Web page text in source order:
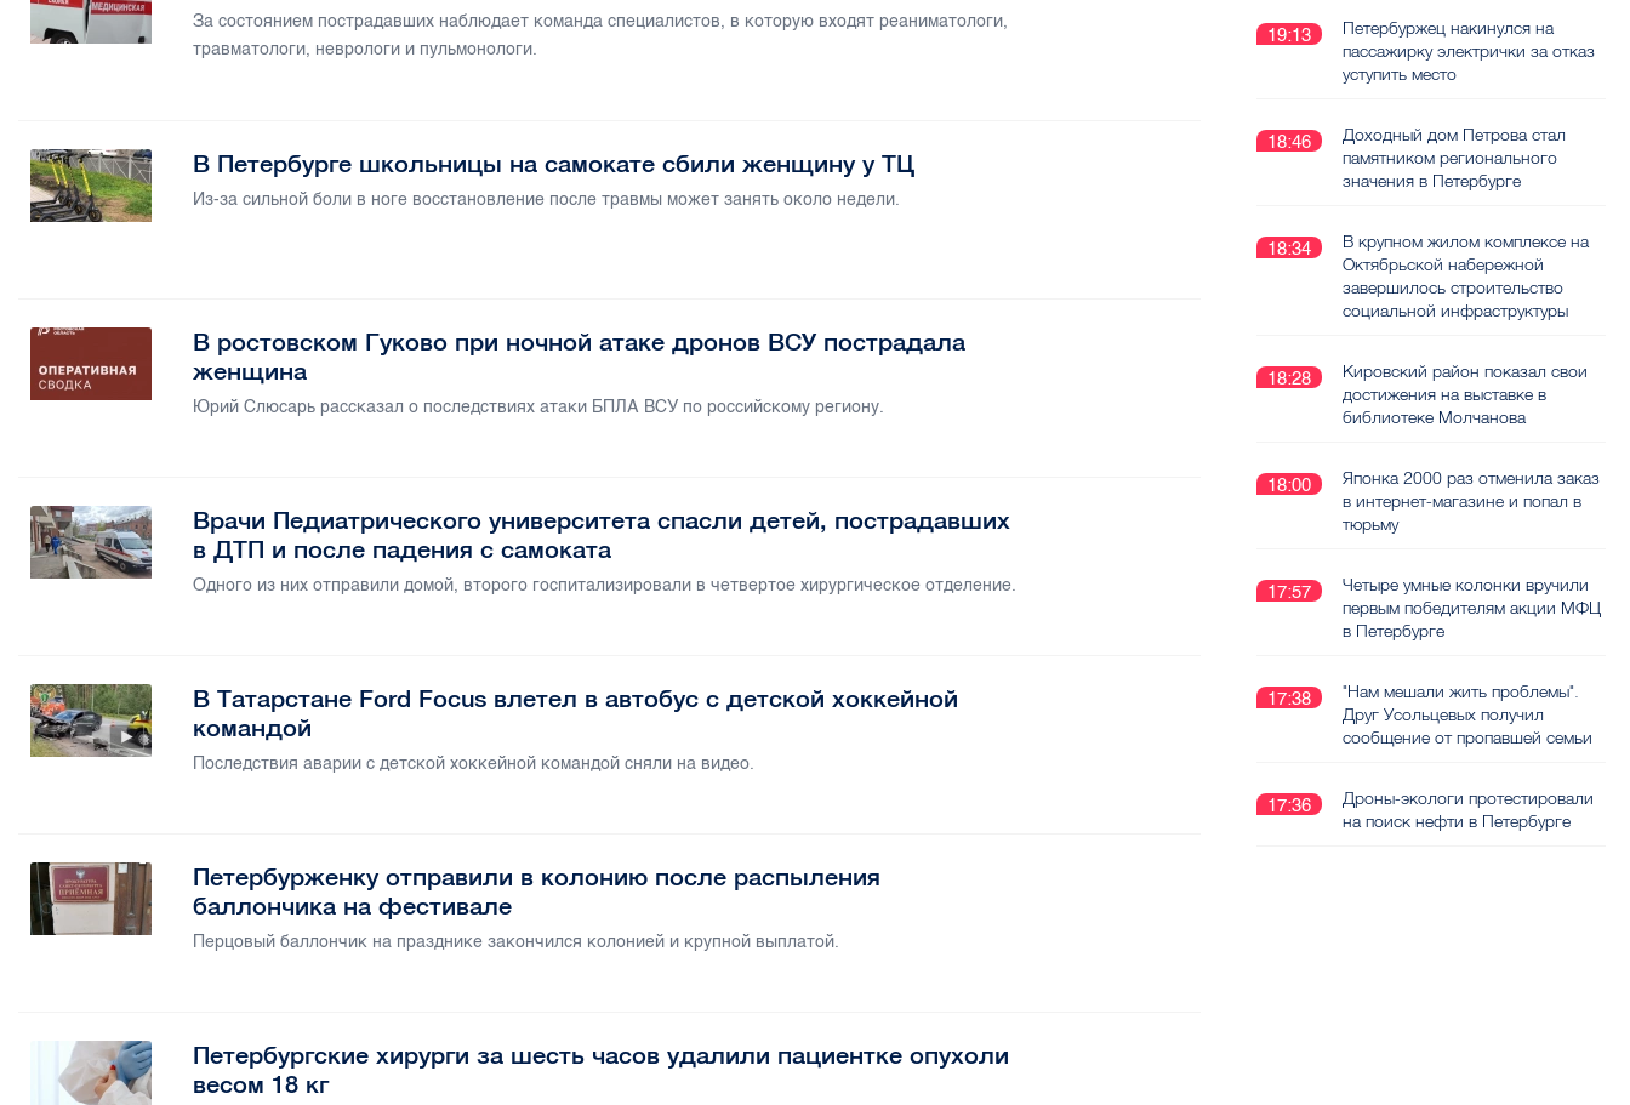
За состоянием пострадавших наблюдает команда специалистов, в которую входят реаниматологи,
травматологи, неврологи и пульмонологи.
В Петербурге школьницы на самокате сбили женщину у ТЦ
Из-за сильной боли в ноге восстановление после травмы может занять около недели.
В ростовском Гуково при ночной атаке дронов ВСУ пострадала
женщина
Юрий Слюсарь рассказал о последствиях атаки БПЛА ВСУ по российскому региону.
Врачи Педиатрического университета спасли детей, пострадавших
в ДТП и после падения с самоката
Одного из них отправили домой, второго госпитализировали в четвертое хирургическое отделение.
В Татарстане Ford Focus влетел в автобус с детской хоккейной
командой
Последствия аварии с детской хоккейной командой сняли на видео.
Петербурженку отправили в колонию после распыления
баллончика на фестивале
Перцовый баллончик на празднике закончился колонией и крупной выплатой.
Петербургские хирурги за шесть часов удалили пациентке опухоли
весом 18 кг
19:13
Петербуржец накинулся на
пассажирку электрички за отказ
уступить место
18:46
Доходный дом Петрова стал
памятником регионального
значения в Петербурге
18:34
В крупном жилом комплексе на
Октябрьской набережной
завершилось строительство
социальной инфраструктуры
18:28
Кировский район показал свои
достижения на выставке в
библиотеке Молчанова
18:00
Японка 2000 раз отменила заказ
в интернет-магазине и попал в
тюрьму
17:57
Четыре умные колонки вручили
первым победителям акции МФЦ
в Петербурге
17:38
"Нам мешали жить проблемы".
Друг Усольцевых получил
сообщение от пропавшей семьи
17:36
Дроны-экологи протестировали
на поиск нефти в Петербурге